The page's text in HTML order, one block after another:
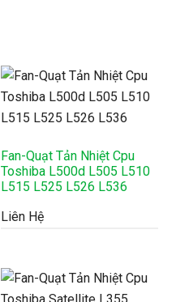
Fan-Quạt Tản Nhiệt Cpu
Toshiba L500d L505 L510
L515 L525 L526 L536
Liên Hệ